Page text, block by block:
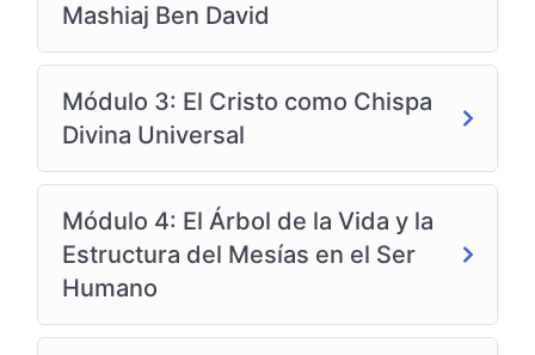
Mashiaj Ben David
Módulo 3: El Cristo como Chispa
Divina Universal
Módulo 4: El Árbol de la Vida y la
Estructura del Mesías en el Ser
Humano